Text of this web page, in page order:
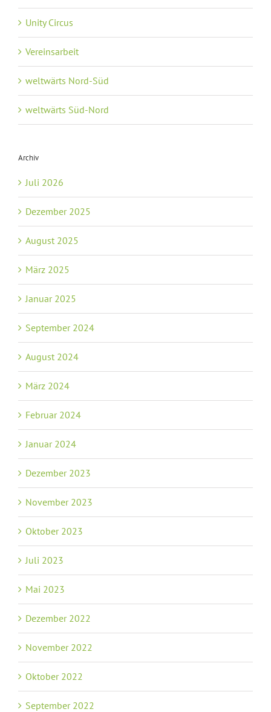
Unity Circus
Vereinsarbeit
weltwärts Nord-Süd
weltwärts Süd-Nord
Archiv
Juli 2026
Dezember 2025
August 2025
März 2025
Januar 2025
September 2024
August 2024
März 2024
Februar 2024
Januar 2024
Dezember 2023
November 2023
Oktober 2023
Juli 2023
Mai 2023
Dezember 2022
November 2022
Oktober 2022
September 2022